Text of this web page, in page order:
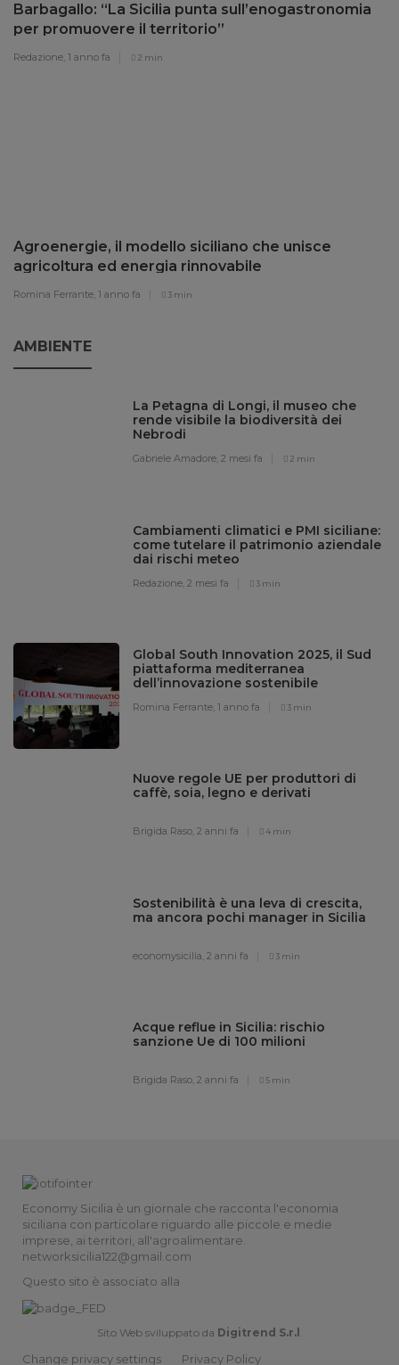
Barbagallo: “La Sicilia punta sull’enogastronomia
per promuovere il territorio”
Redazione, 1 anno fa 2 min
Agroenergie, il modello siciliano che unisce
agricoltura ed energia rinnovabile
Romina Ferrante, 1 anno fa 3 min
AMBIENTE
La Petagna di Longi, il museo che
rende visibile la biodiversità dei
Nebrodi
Gabriele Amadore,2 mesi fa 2 min
Cambiamenti climatici e PMI siciliane:
come tutelare il patrimonio aziendale
dai rischi meteo
Redazione,2 mesi fa 3 min
Global South Innovation 2025, il Sud
piattaforma mediterranea
dell’innovazione sostenibile
Romina Ferrante,1 anno fa 3 min
Nuove regole UE per produttori di
caffè, soia, legno e derivati
Brigida Raso,2 anni fa 4 min
Sostenibilità è una leva di crescita,
ma ancora pochi manager in Sicilia
economysicilia,2 anni fa 3 min
Acque reflue in Sicilia: rischio
sanzione Ue di 100 milioni
Brigida Raso,2 anni fa 5 min
Economy Sicilia è un giornale che racconta l'economia
siciliana con particolare riguardo alle piccole e medie
imprese, ai territori, all'agroalimentare.
networksicilia122@gmail.com
Questo sito è associato alla
Sito Web sviluppato da Digitrend S.r.l
Change privacy settings Privacy Policy